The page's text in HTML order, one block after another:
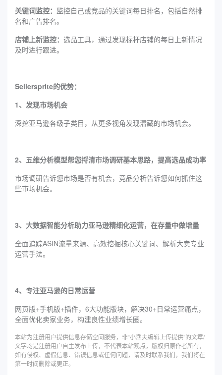
关键词监控： 监控自己或竞品的关键词每日排名，包括自然排
名和广告排名。
店铺上新监控： 选品工具，通过发现标杆店铺的每日上新情况
及时进行跟进。
Sellersprite的优势：
1、发现市场机会
深挖亚马逊各级子类目，从更多视角发现潜藏的市场机会。
2、五维分析模型帮您捋清市场调研基本思路，提高选品成功率
市场调研告诉您市场是否有机会，竞品分析告诉您如何抓住这
些市场机会。
3、大数据智能分析助力亚马逊精细化运营，在存量中做增量
全面追踪ASIN流量来源、高效挖掘核心关键词、解析大卖专业
运营手法。
4、专注亚马逊的日常运营
网页版+手机版+插件，6大功能版块，解决30+日常运营痛点，
全面优化卖家业务，构建良性业绩增长圈。
本站为注册用户提供信息存储空间服务，非“小渔夫编辑上传提供”的文章/
文字均是注册用户自主发布上传，不代表本站观点，版权归原作者所有，
如有侵权、虚假信息、错误信息或任何问题，请及时联系我们，我们将在
第一时间删除或更正。